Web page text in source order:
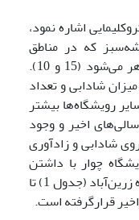
اشاره نمود،
که در مناطق
مدیترانه­ای و مناطق گرمسیری بهتر ظاهر می‌شود (15 و 10).
شادابی و تعداد
رویشگاه‌ها بیشتر
اخیر و وجود
شادابی و زادآوری
چوار با داشتن
میزان بارندگی بیشتر نسبت به رویشگاه زرین‌آباد (جدول 1) تا
قرارگرفته است.